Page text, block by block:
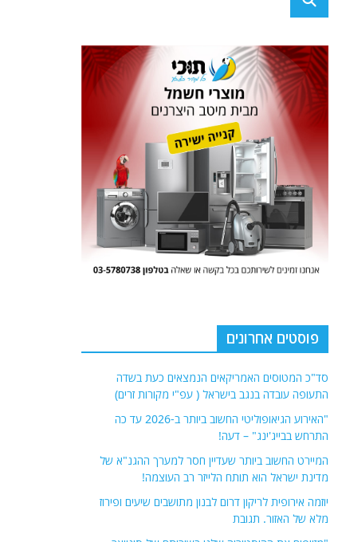
פוסטים אחרונים
סד"כ המטוסים האמריקאים הנמצאים כעת בשדה
התעופה עובדה בנגב בישראל ( עפ"י מקורות זרים)
"האירוע הגיאופוליטי החשוב ביותר ב-2026 עד כה
התרחש בבייג'ינג" – דעה!
המיירט החשוב ביותר שעדיין חסר למערך ההגנ"א של
מדינת ישראל הוא תותח הלייזר רב העוצמה!
יוזמה אירופית לריקון דרום לבנון מתושבים שיעים ופירוז
מלא של האזור. תגובת